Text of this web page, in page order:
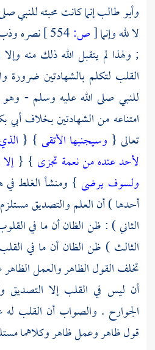
وأبو طالبإنما كانت محبته للنبي
لا لله وإنما[ص:
نصره وذب
; ولهذا لم يتقبل الله ذلك منه
القلب لتكلم بالشهادتين
للنبي صلى الله عليه وسلم -
امتناعه من الشهادتين بخلافأبي
تعالى { وسيجنبها الأتقى } {
لأحد عنده من نعمة تجزى } {
ولسوف يرضى } ومنشأ الغلط
أحدها ) أن العلم والتصديق
الثاني ) : ظن الظان أن ما في
الثالث ) ظن الظان أن ما في
تخلف القول الظاهر والعمل
أن ليس في القلب إلا التصديق
الجوارح . والصواب أن القلب
قول ظاهر وعمل ظاهر وكلاهما